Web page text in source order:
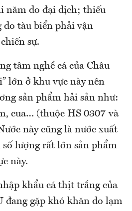
năm do đại dịch; thiếu
do tàu biển phải vận
sự.
tâm nghề cá của Châu
lớn ở khu vực này nên
sản phẩm hải sản như:
cua… (thuộc HS 0307 và
này cũng là nước xuất
lượng rất lớn sản phẩm
này.
khẩu cá thịt trắng của
đang gặp khó khăn do lạm